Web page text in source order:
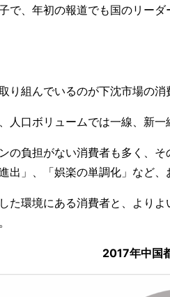
で、年初の報道でも国のリー
り組んでいるのが下沈市場の消
人口ボリュームでは一線、新
の負担がない消費者も多く、
出」、「娯楽の単調化」など、
た環境にある消費者と、より
2017年中国